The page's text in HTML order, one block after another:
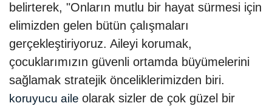
belirterek, "Onların mutlu bir hayat sürmesi için
elimizden gelen bütün çalışmaları
gerçekleştiriyoruz. Aileyi korumak,
çocuklarımızın güvenli ortamda büyümelerini
sağlamak stratejik önceliklerimizden biri.
koruyucu aile olarak sizler de çok güzel bir